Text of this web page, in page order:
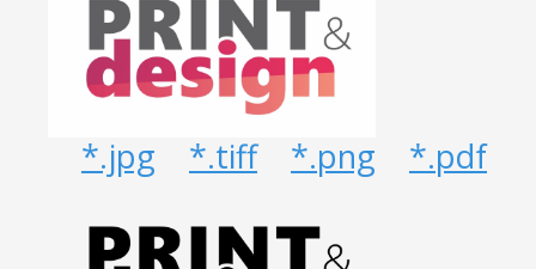
*.jpg *.tiff *.png *.pdf